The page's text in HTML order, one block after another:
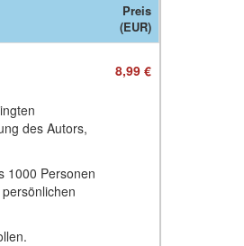
Preis
(EUR)
des Autors,
1000 Personen
8,99 €